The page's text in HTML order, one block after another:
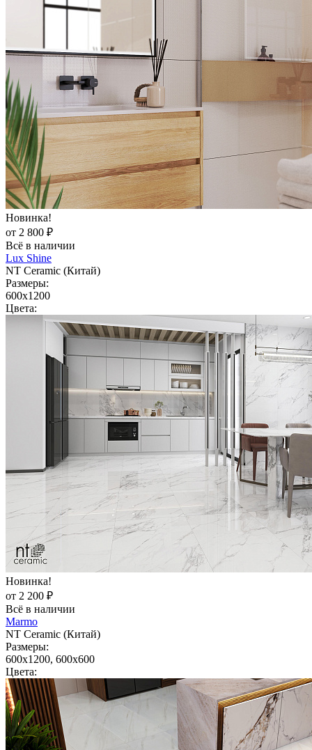
Новинка!
от 2 800 ₽
Всё в наличии
Lux Shine
NT Ceramic (Китай)
Размеры:
600x1200
Цвета:
Новинка!
от 2 200 ₽
Всё в наличии
Marmo
NT Ceramic (Китай)
Размеры:
600x1200, 600x600
Цвета: